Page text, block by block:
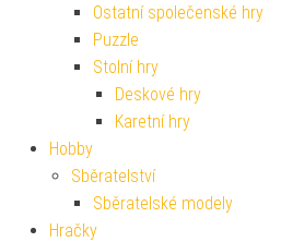
Ostatní společenské hry
Puzzle
Stolní hry
Deskové hry
Karetní hry
Hobby
Sběratelství
Sběratelské modely
Hračky